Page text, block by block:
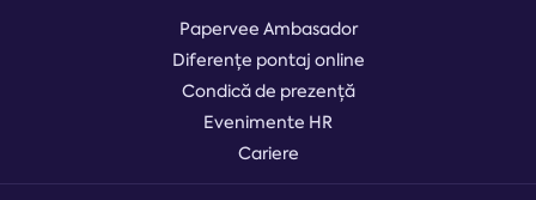
Papervee Ambasador
Diferențe pontaj online
Condică de prezență
Evenimente HR
Cariere